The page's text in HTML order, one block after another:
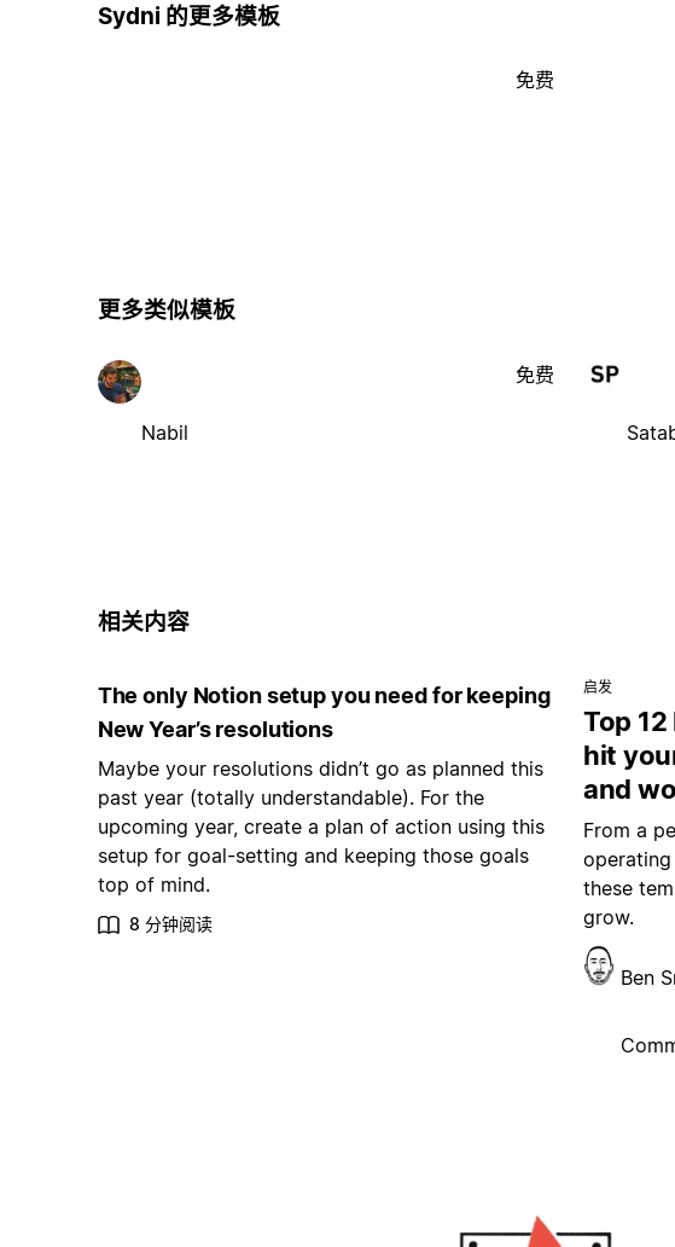
Sydni 的更多模板
免费
更多类似模板
Nabil
免费
相关内容
The only Notion setup you need for keeping
New Year’s resolutions
Maybe your resolutions didn’t go as planned this
past year (totally understandable). For the
upcoming year, create a plan of action using this
setup for goal-setting and keeping those goals
top of mind.
8 分钟阅读
启发
Top
hit
and
From a
these
grow.
Ben